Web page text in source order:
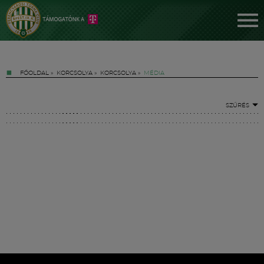
FŐOLDAL » KORCSOLYA » KORCSOLYA » MÉDIA
SZŰRÉS